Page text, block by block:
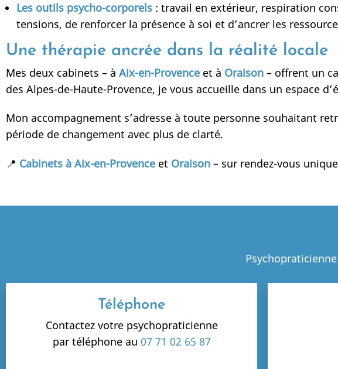
Les outils psycho-corporels : travail en extérieur, respiration
tensions, de renforcer la présence à soi et d’ancrer les
Une thérapie ancrée dans la réalité locale
Mes deux cabinets – à Aix-en-Provence et à Oraison – offrent un
des Alpes-de-Haute-Provence, je vous accueille dans un espace
Mon accompagnement s’adresse à toute personne souhaitant
période de changement avec plus de clarté.
📍 Cabinets à Aix-en-Provence et Oraison – sur rendez-vous
Téléphone
Contactez votre psychopraticienne
par téléphone au 07 71 02 65 87